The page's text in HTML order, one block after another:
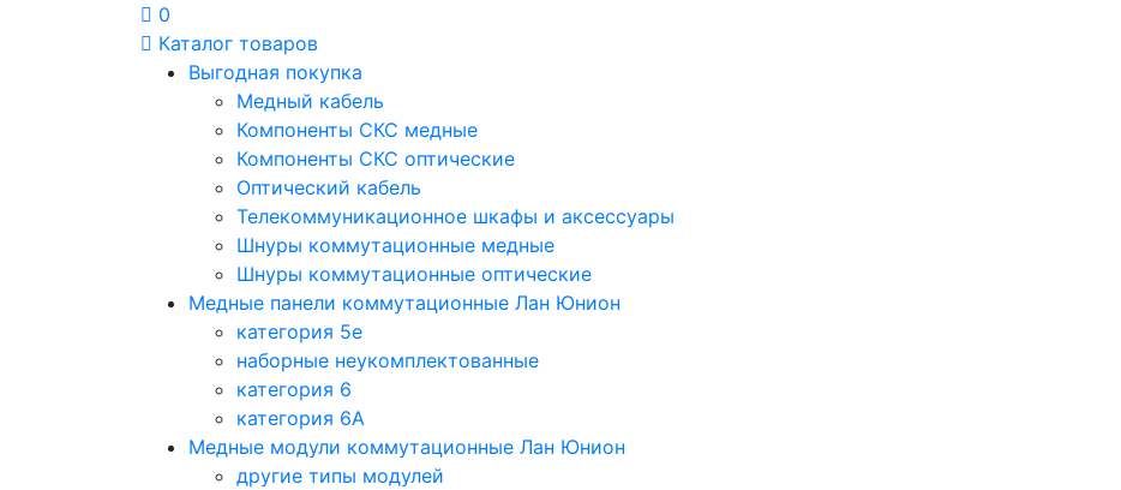
0
Каталог товаров
Выгодная покупка
Медный кабель
Компоненты СКС медные
Компоненты СКС оптические
Оптический кабель
Телекоммуникационное шкафы и аксессуары
Шнуры коммутационные медные
Шнуры коммутационные оптические
Медные панели коммутационные Лан Юнион
категория 5e
наборные неукомплектованные
категория 6
категория 6A
Медные модули коммутационные Лан Юнион
другие типы модулей